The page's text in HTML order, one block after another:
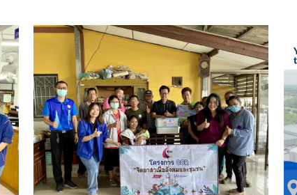
#ฟาร์มสุกรราชบุรี #jbf #bicchemical